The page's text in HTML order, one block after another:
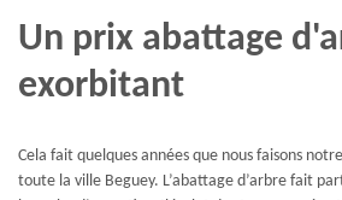
Un prix abattage
exorbitant
Cela fait quelques années que nous faisons
toute la ville Beguey. L’abattage d’arbre fait